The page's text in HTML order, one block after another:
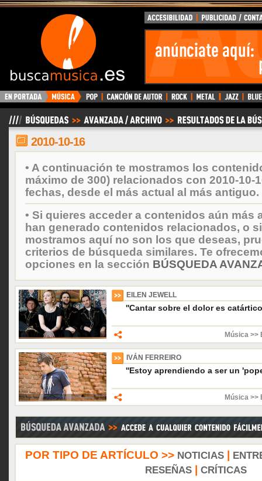
BuscaMusica.es
2010-10-16
• A continuación te mostramos los
máximo de 300) relacionados con 2010-10-
fechas, desde el más actual al más antiguo.
• Si quieres acceder a contenidos aún más
han generado contenidos relacionados, o
mostramos aquí no son los que deseas,
criterios de búsqueda similares. Te
opciones en la sección BÚSQUEDA
EILEN JEWELL
''Cantar sobre el dolor es
Música >>
IVÁN FERREIRO
''Estoy aprendiendo a ser un
Música >>
POR TIPO DE ARTÍCULO >> NOTICIAS|
RESEÑAS| CRÍTICAS